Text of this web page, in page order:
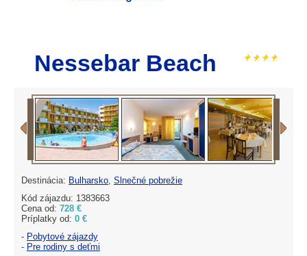
Nessebar Beach
Destinácia: Bulharsko, Slnečné pobrežie
Kód zájazdu: 1383663
Cena od: 728 €
Príplatky od: 0 €
- Pobytové zájazdy
- Pre rodiny s deťmi